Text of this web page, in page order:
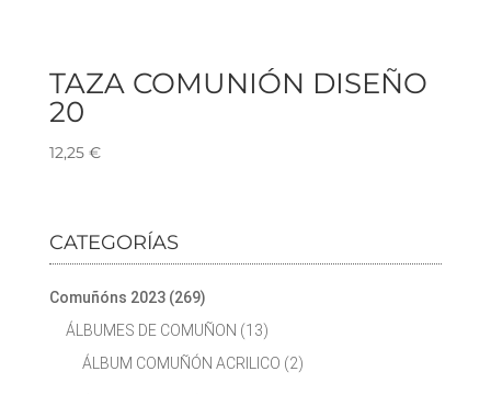
TAZA COMUNIÓN DISEÑO
20
12,25 €
CATEGORÍAS
Comuñóns 2023 (269)
ÁLBUMES DE COMUÑON (13)
ÁLBUM COMUÑÓN ACRILICO (2)